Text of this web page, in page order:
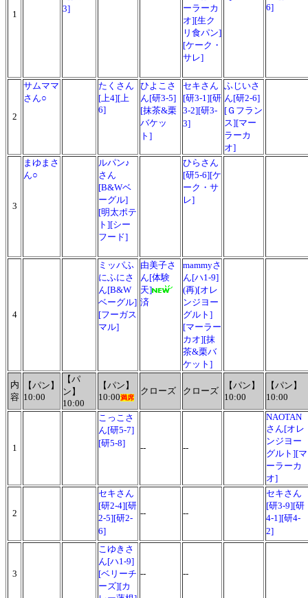
1
3]
ーラーカ
オ][生ク
リ食パン]
[ケーク・
サレ]
6]
2
サムママ
さん○
たくさん
[上4][上
6]
ひよこさ
ん[研3-5]
[抹茶&栗
バケッ
ト]
セキさん
[研3-1][研
3-2][研3-
3]
ふじいさ
ん[研2-6]
[Ｇフラン
ス][マー
ラーカ
オ]
3
まゆまさ
ん○
ルパン♪
さん
[B&Wベ
ーグル]
[明太ポテ
ト][シー
フード]
ひらさん
[研5-6][ケ
ーク・サ
レ]
4
ミッパふ
にふにさ
ん[B&W
ベーグル]
[フーガス
マル]
由美子さ
ん[体験
天]
済
mammyさ
ん[ハ1-9]
(再)[オレ
ンジヨー
グルト]
[マーラー
カオ][抹
茶&栗バ
ケット]
内
容
【パン】
10:00
【パ
ン】
10:00
【パン】
10:00満席
クローズ クローズ
【パン】
10:00
【パン】
10:00
1
こっこさ
ん[研5-7]
[研5-8]
-- --
NAOTAN
さん[オレ
ンジヨー
グルト][マ
ーラーカ
オ]
2
セキさん
[研2-4][研
2-5][研2-
6]
-- --
セキさん
[研3-9][研
4-1][研4-
2]
3
こゆきさ
ん[ハ1-9]
[ベリーチ
ーズ][カ
-- --